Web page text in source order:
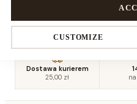
Dostawa kurierem
25,00 zł
CUSTOMIZE
You decide which data we collect.
the store and cart. The rest you